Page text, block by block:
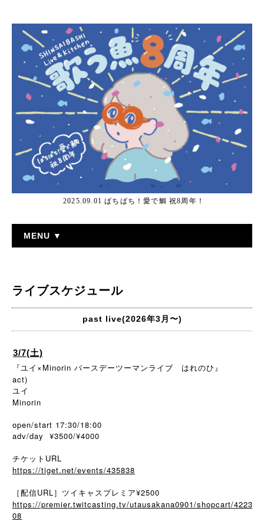
2025.09.01 ぱちぱち！愛で鯛 祝8周年！
MENU ▼
ライブスケジュール
past live(2026年3月〜)
3/7(土)
『ユイ×Minorin バースデーツーマンライブ はれのひ』
act)
ユイ
Minorin
open/start 17:30/18:00
adv/day ¥3500/¥4000
チケットURL
https://tiget.net/events/435838
［配信URL］ツイキャスプレミア¥2500
https://premier.twitcasting.tv/utausakana0901/shopcart/4223
08